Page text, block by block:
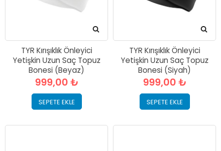
TYR Kırışıklık Önleyici
Yetişkin Uzun Saç Topuz
Bonesi (Beyaz)
999,00 ₺
SEPETE EKLE
TYR Kırışıklık Önleyici
Yetişkin Uzun Saç Topuz
Bonesi (Siyah)
999,00 ₺
SEPETE EKLE